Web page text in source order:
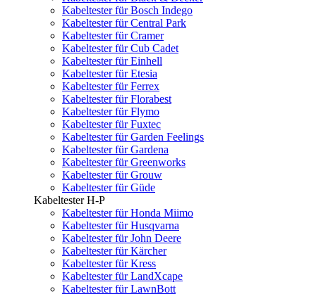
Kabeltester für Bosch Indego
Kabeltester für Central Park
Kabeltester für Cramer
Kabeltester für Cub Cadet
Kabeltester für Einhell
Kabeltester für Etesia
Kabeltester für Ferrex
Kabeltester für Florabest
Kabeltester für Flymo
Kabeltester für Fuxtec
Kabeltester für Garden Feelings
Kabeltester für Gardena
Kabeltester für Greenworks
Kabeltester für Grouw
Kabeltester für Güde
Kabeltester H-P
Kabeltester für Honda Miimo
Kabeltester für Husqvarna
Kabeltester für John Deere
Kabeltester für Kärcher
Kabeltester für Kress
Kabeltester für LandXcape
Kabeltester für LawnBott